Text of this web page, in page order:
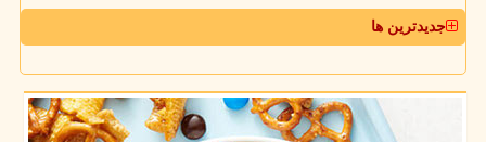
جدیدترین ها